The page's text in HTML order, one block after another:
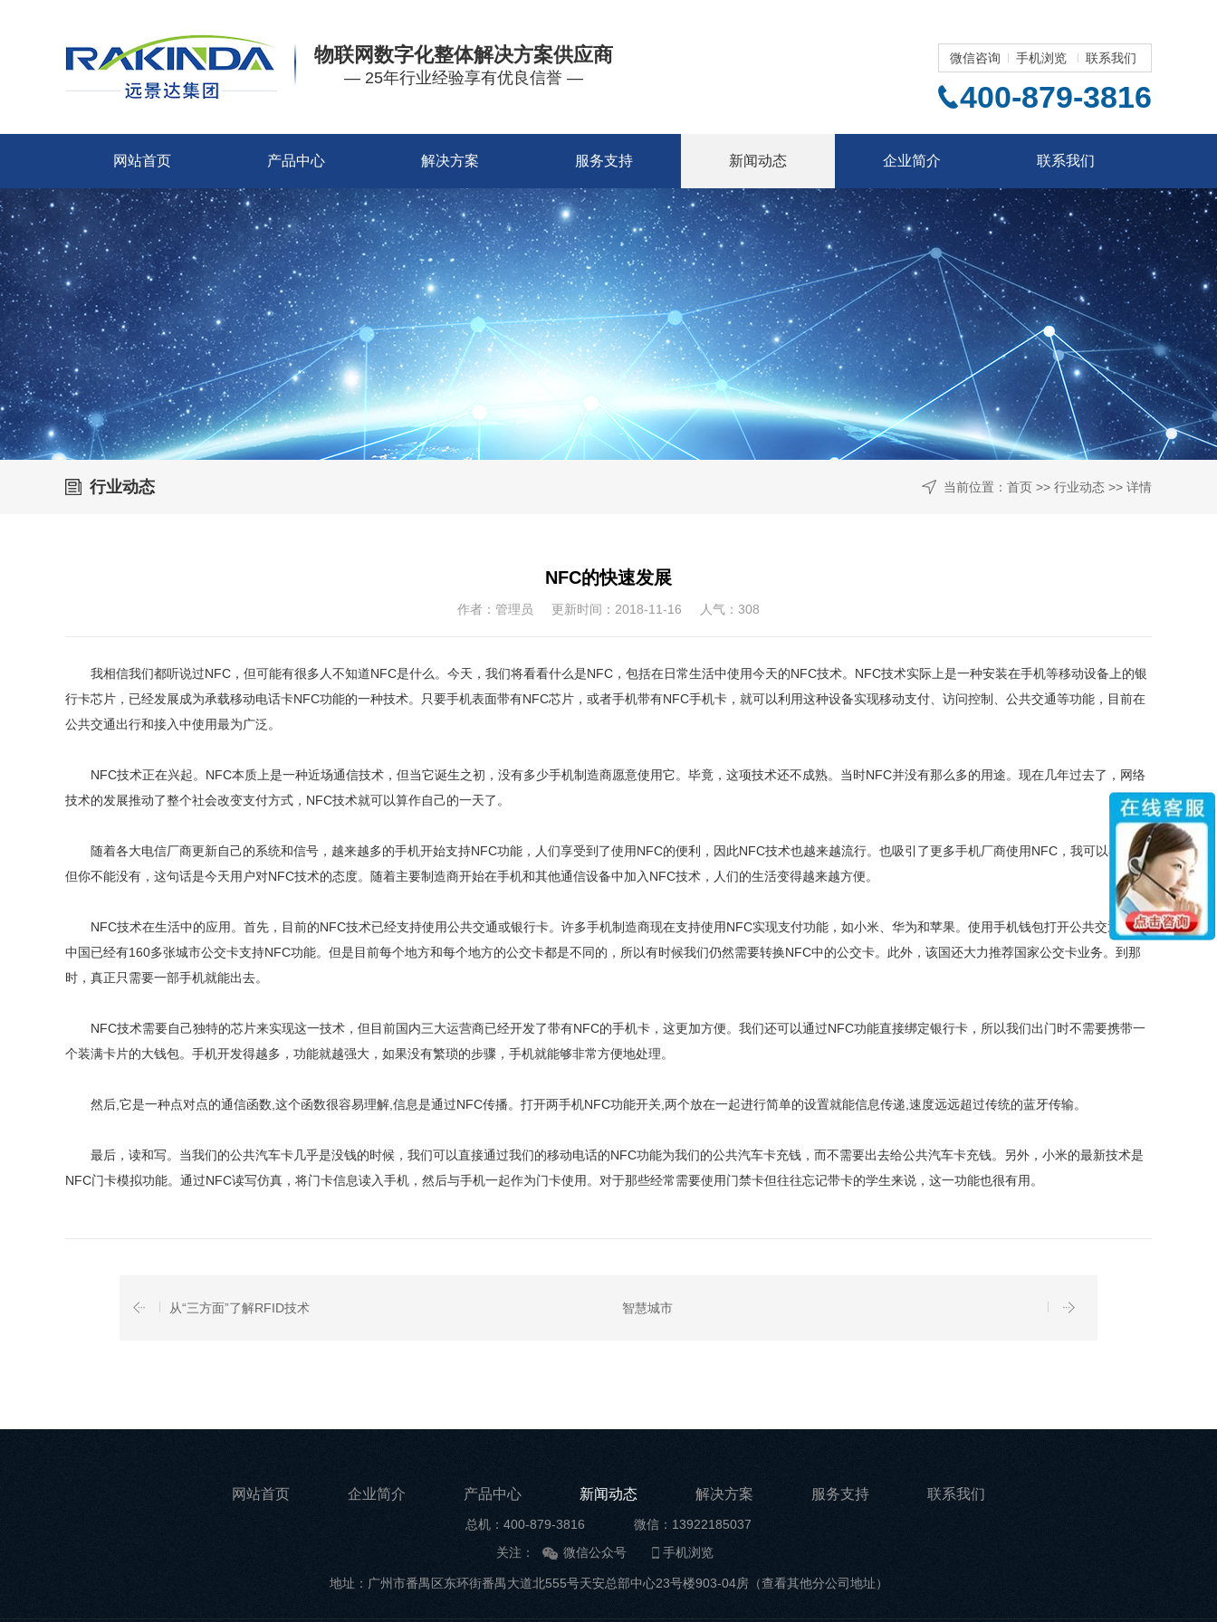
物联网数字化整体解决方案供应商
— 25年行业经验享有优良信誉 —
微信咨询 手机浏览 联系我们
400-879-3816
网站首页 产品中心 解决方案 服务支持 新闻动态 企业简介 联系我们
行业动态 当前位置： 首页 >> 行业动态 >> 详情
NFC的快速发展
作者：管理员 更新时间：2018-11-16 人气： 308
我相信我们都听说过NFC，但可能有很多人不知道NFC是什么。今天，我们将看看什么是NFC，包括在日常生活中使用今天的NFC技术。NFC技术实际上是一种安装在手机等移动设备上的银
行卡芯片，已经发展成为承载移动电话卡NFC功能的一种技术。只要手机表面带有NFC芯片，或者手机带有NFC手机卡，就可以利用这种设备实现移动支付、访问控制、公共交通等功能，目前在
公共交通出行和接入中使用最为广泛。
NFC技术正在兴起。NFC本质上是一种近场通信技术，但当它诞生之初，没有多少手机制造商愿意使用它。毕竟，这项技术还不成熟。当时NFC并没有那么多的用途。现在几年过去了，网络
技术的发展推动了整个社会改变支付方式，NFC技术就可以算作自己的一天了。
随着各大电信厂商更新自己的系统和信号，越来越多的手机开始支持NFC功能，人们享受到了使用NFC的便利，因此NFC技术也越来越流行。也吸引了更多手机厂商使用NFC，我可以不用，
但你不能没有，这句话是今天用户对NFC技术的态度。随着主要制造商开始在手机和其他通信设备中加入NFC技术，人们的生活变得越来越方便。
NFC技术在生活中的应用。首先，目前的NFC技术已经支持使用公共交通或银行卡。许多手机制造商现在支持使用NFC实现支付功能，如小米、华为和苹果。使用手机钱包打开公共交通卡，
中国已经有160多张城市公交卡支持NFC功能。但是目前每个地方和每个地方的公交卡都是不同的，所以有时候我们仍然需要转换NFC中的公交卡。此外，该国还大力推荐国家公交卡业务。到那
时，真正只需要一部手机就能出去。
NFC技术需要自己独特的芯片来实现这一技术，但目前国内三大运营商已经开发了带有NFC的手机卡，这更加方便。我们还可以通过NFC功能直接绑定银行卡，所以我们出门时不需要携带一
个装满卡片的大钱包。手机开发得越多，功能就越强大，如果没有繁琐的步骤，手机就能够非常方便地处理。
然后,它是一种点对点的通信函数,这个函数很容易理解,信息是通过NFC传播。打开两手机NFC功能开关,两个放在一起进行简单的设置就能信息传递,速度远远超过传统的蓝牙传输。
最后，读和写。当我们的公共汽车卡几乎是没钱的时候，我们可以直接通过我们的移动电话的NFC功能为我们的公共汽车卡充钱，而不需要出去给公共汽车卡充钱。另外，小米的最新技术是
NFC门卡模拟功能。通过NFC读写仿真，将门卡信息读入手机，然后与手机一起作为门卡使用。对于那些经常需要使用门禁卡但往往忘记带卡的学生来说，这一功能也很有用。
从“三方面”了解RFID技术 智慧城市
网站首页 企业简介 产品中心 新闻动态 解决方案 服务支持 联系我们
总机：400-879-3816
微信：13922185037
关注：
微信公众号 手机浏览
地址：广州市番禺区东环街番禺大道北555号天安总部中心23号楼903-04房（查看其他分公司地址）